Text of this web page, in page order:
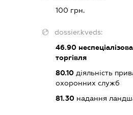
100 грн.
dossier.kveds:
46.90
торгівля
80.10 діяльність
охоронних служб
81.30 надання